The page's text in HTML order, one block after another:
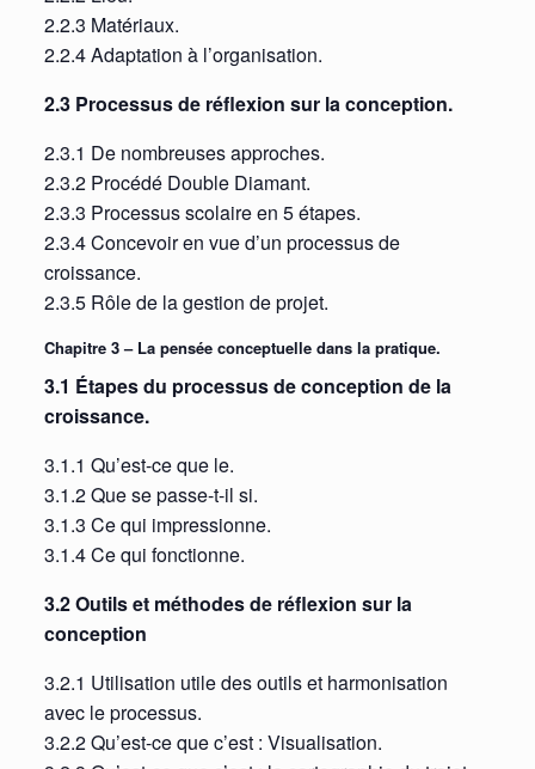
2.2.3 Matériaux.
2.2.4 Adaptation à l’organisation.
2.3 Processus de réflexion sur la conception.
2.3.1 De nombreuses approches.
2.3.2 Procédé Double Diamant.
2.3.3 Processus scolaire en 5 étapes.
2.3.4 Concevoir en vue d’un processus de
croissance.
2.3.5 Rôle de la gestion de projet.
Chapitre 3 – La pensée conceptuelle dans la pratique.
3.1 Étapes du processus de conception de la
croissance.
3.1.1 Qu’est-ce que le.
3.1.2 Que se passe-t-il si.
3.1.3 Ce qui impressionne.
3.1.4 Ce qui fonctionne.
3.2 Outils et méthodes de réflexion sur la
conception
3.2.1 Utilisation utile des outils et harmonisation
avec le processus.
3.2.2 Qu’est-ce que c’est : Visualisation.